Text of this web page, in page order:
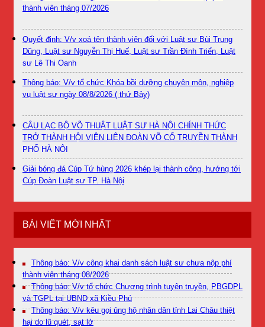
thành viên tháng 07/2026
Quyết định: V/v xoá tên thành viên đối với Luật sư Bùi Trung
Dũng, Luật sư Nguyễn Thị Huế, Luật sư Trần Đình Triển, Luật
sư Lê Thị Oanh
Thông báo: V/v tổ chức Khóa bồi dưỡng chuyên môn, nghiệp
vụ luật sư ngày 08/8/2026 ( thứ Bảy)
CÂU LẠC BỘ VÕ THUẬT LUẬT SƯ HÀ NỘI CHÍNH THỨC
TRỞ THÀNH HỘI VIÊN LIÊN ĐOÀN VÕ CỔ TRUYỀN THÀNH
PHỐ HÀ NỘI
Giải bóng đá Cúp Tứ hùng 2026 khép lại thành công, hướng tới
Cúp Đoàn Luật sư TP. Hà Nội
BÀI VIẾT MỚI NHẤT
Thông báo: V/v công khai danh sách luật sư chưa nộp phí
thành viên tháng 08/2026
Thông báo: V/v tổ chức Chương trình tuyên truyền, PBGDPL
và TGPL tại UBND xã Kiều Phú
Thông báo: V/v kêu gọi ủng hộ nhân dân tỉnh Lai Châu thiệt
hại do lũ quét, sạt lở